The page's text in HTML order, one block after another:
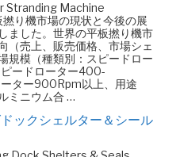
Stranding Machine
り機市場の現状と今後の展
ました。世界の平板撚り機市
（売上、販売価格、市場シェ
規模（種類別：スピードロー
ードローター400-
ター900Rpm以上、用途
ミニウム合 …
ックシェルター＆シール